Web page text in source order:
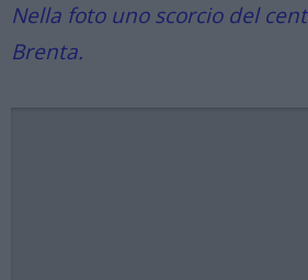
Nella foto uno scorcio del
Brenta.